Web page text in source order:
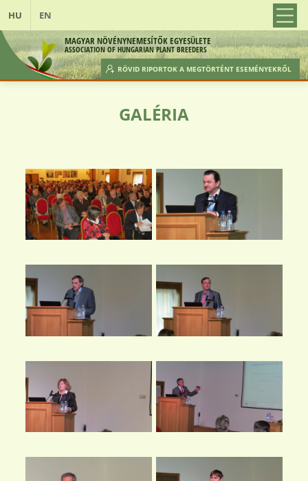
HU EN
MAGYAR NÖVÉNYNEMESÍTŐK EGYESÜLETE
ASSOCIATION OF HUNGARIAN PLANT BREEDERS
TAGFELVÉTEL
ELŐTTÜNK ÁLLÓ ESEMÉNYEK
RÖVID RIPORTOK A MEGTÖRTÉNT ESEMÉNYEKRŐL
GALÉRIA